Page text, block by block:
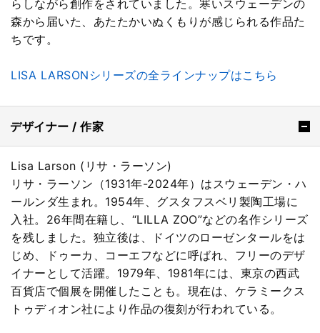
らしながら創作をされていました。寒いスウェーデンの
森から届いた、あたたかいぬくもりが感じられる作品た
ちです。
LISA LARSONシリーズの全ラインナップはこちら
デザイナー / 作家
Lisa Larson (リサ・ラーソン)
リサ・ラーソン（1931年-2024年）はスウェーデン・ハ
ールンダ生まれ。1954年、グスタフスベリ製陶工場に
入社。26年間在籍し、“LILLA ZOO”などの名作シリーズ
を残しました。独立後は、ドイツのローゼンタールをは
じめ、ドゥーカ、コーエフなどに呼ばれ、フリーのデザ
イナーとして活躍。1979年、1981年には、東京の西武
百貨店で個展を開催したことも。現在は、ケラミークス
トゥディオン社により作品の復刻が行われている。